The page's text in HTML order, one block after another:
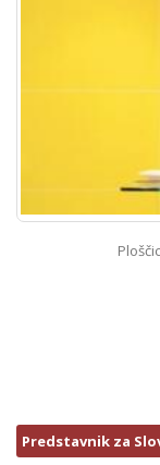
Predstavnik za